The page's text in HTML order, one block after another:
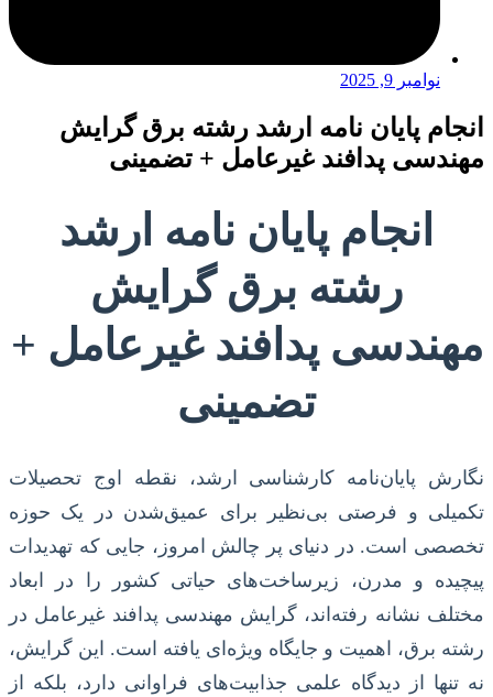
نوامبر 9, 2025
انجام پایان نامه ارشد رشته برق گرایش
مهندسی پدافند غیرعامل + تضمینی
انجام پایان نامه ارشد
رشته برق گرایش
مهندسی پدافند غیرعامل +
تضمینی
نگارش پایان‌نامه کارشناسی ارشد، نقطه اوج تحصیلات
تکمیلی و فرصتی بی‌نظیر برای عمیق‌شدن در یک حوزه
تخصصی است. در دنیای پر چالش امروز، جایی که تهدیدات
پیچیده و مدرن، زیرساخت‌های حیاتی کشور را در ابعاد
مختلف نشانه رفته‌اند، گرایش مهندسی پدافند غیرعامل در
رشته برق، اهمیت و جایگاه ویژه‌ای یافته است. این گرایش،
نه تنها از دیدگاه علمی جذابیت‌های فراوانی دارد، بلکه از